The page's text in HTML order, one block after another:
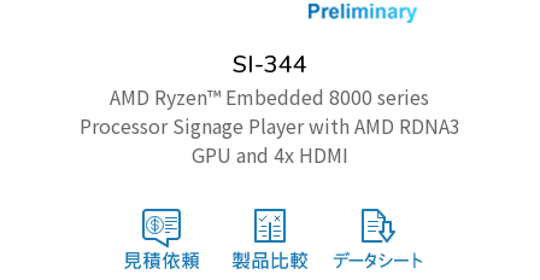
SI-344
AMD Ryzen™ Embedded 8000 series
Processor Signage Player with AMD RDNA3
GPU and 4x HDMI